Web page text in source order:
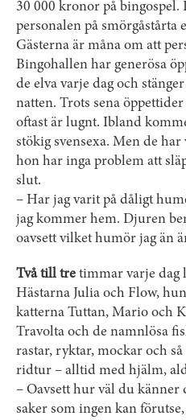
30 000 kronor på
personalen på smörgåstårta
Gästerna är måna om att
Bingohallen har generösa
de elva varje dag och
natten. Trots sena
oftast är lugnt. Ibland
stökig svensexa. Men de
hon har inga problem att
slut.
– Har jag varit på dåligt
jag kommer hem. Djuren
oavsett vilket humör jag än
Två till tre timmar varje dag
Hästarna Julia och Flow,
katterna Tuttan, Mario och
Travolta och de namnlösa
rastar, ryktar, mockar och
ridtur – alltid med hjälm,
– Oavsett hur väl du
saker som ingen kan